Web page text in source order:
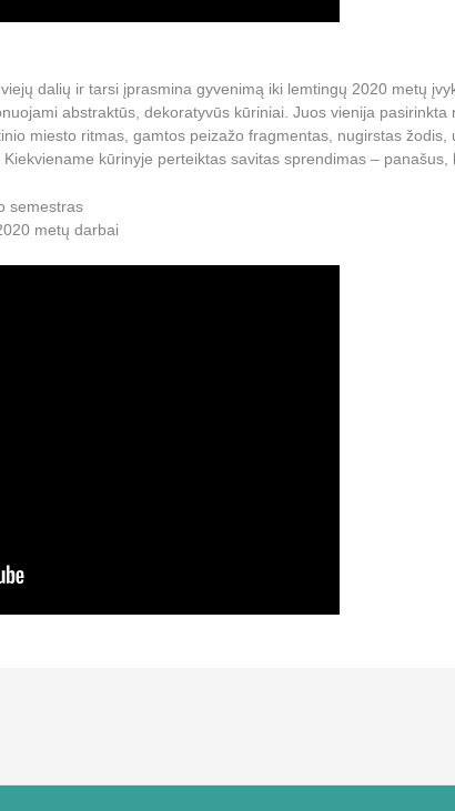
dalių ir tarsi įprasmina gyvenimą iki lemtingų 2020 metų
abstraktūs, dekoratyvūs kūriniai. Juos vienija
miesto ritmas, gamtos peizažo fragmentas, nugirstas
kūrinyje perteiktas savitas sprendimas – panašus,
semestras
metų darbai